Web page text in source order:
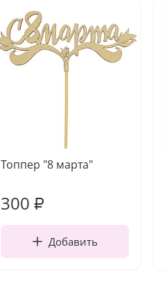
Топпер "8 марта"
300 ₽
Добавить